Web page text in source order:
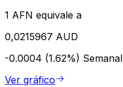
1 AFN equivale a
0,0215967 AUD
-0.0004 (1.62%) Semanal
Ver gráfico